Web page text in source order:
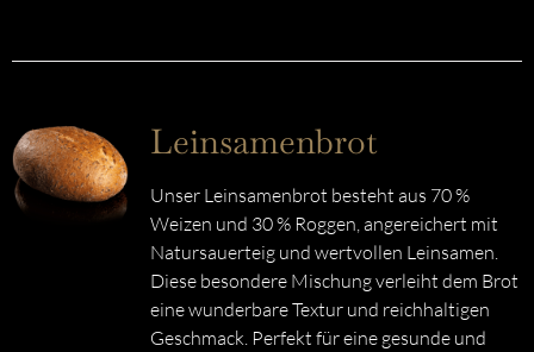
Leinsamenbrot
Unser Leinsamenbrot besteht aus 70 %
Weizen und 30 % Roggen, angereichert mit
Natursauerteig und wertvollen Leinsamen.
Diese besondere Mischung verleiht dem Brot
eine wunderbare Textur und reichhaltigen
Geschmack. Perfekt für eine gesunde und